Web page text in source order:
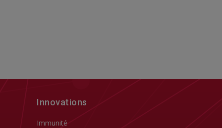
Innovations
Immunité